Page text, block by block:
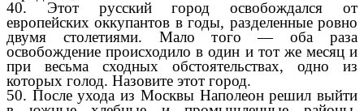
40. Этот русский город освобождался от
европейских оккупантов в годы, разделенные ровно
двумя столетиями. Мало того — оба раза
освобождение происходило в один и тот же месяц и
при весьма сходных обстоятельствах, одно из
которых голод. Назовите этот город.
50. После ухода из Москвы Наполеон решил выйти